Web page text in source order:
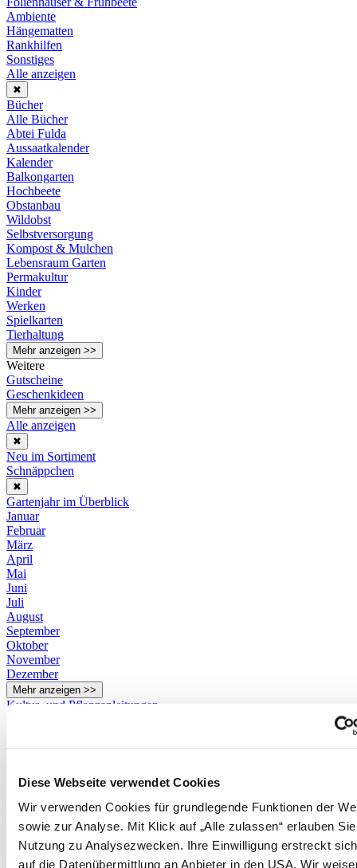
Diese Webseite verwendet Cookies
Wir verwenden Cookies für grundlegende Funktionen der
sowie zur Analyse. Mit Klick auf „Alle zulassen“ erlauben
Nutzung zu Analysezwecken. Ihre Einwilligung erstreckt
auf die Datenübermittlung an Anbieter in den USA. Wir
Ambiente
Hängematten
Rankhilfen
Sonstiges
Alle anzeigen
✖
Bücher
Alle Bücher
Abtei Fulda
Aussaatkalender
Kalender
Balkongarten
Hochbeete
Obstanbau
Wildobst
Selbstversorgung
Kompost & Mulchen
Lebensraum Garten
Permakultur
Kinder
Werken
Spielkarten
Tierhaltung
Mehr anzeigen >>
Weitere
Gutscheine
Geschenkideen
Mehr anzeigen >>
Alle anzeigen
✖
Neu im Sortiment
Schnäppchen
✖
Gartenjahr im Überblick
Januar
Februar
März
April
Mai
Juni
Juli
August
September
Oktober
November
Dezember
Mehr anzeigen >>
Kultur- und Pflanzanleitungen
Schneiden von Weinreben
Rhabarber
Erdnüsse
Spargel (aus Pflänzchen)
Stachelbeeren
Kartoffeln
Pflanzanleitung und Befruchtertabelle für Apfelbäume
Pflanzanleitung und Befruchtertabelle für Birnbäume